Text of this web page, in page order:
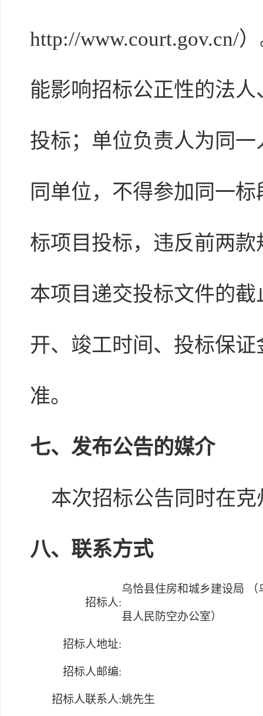
http://www.court.gov.cn/
能影响招标公正性的法
投标；单位负责人为同
同单位，不得参加同一
标项目投标，违反前两
本项目递交投标文件的
开、竣工时间、投标保
准。
七、发布公告的媒介
本次招标公告同时在克
八、联系方式
招标人:
乌恰县住房和城乡建设局 （
县人民防空办公室）
招标人地址:
招标人邮编:
招标人联系人:姚先生